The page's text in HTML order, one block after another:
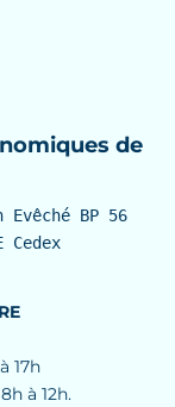
de
BP 56
Cedex
17h
à 12h.